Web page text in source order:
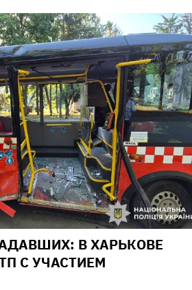
В ХАРЬКОВЕ
С УЧАСТИЕМ